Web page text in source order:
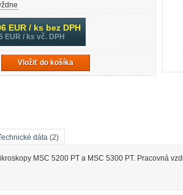
EUR / ks bez DPH
EUR / ks vč. DPH
Vložiť do košíka
dáta (2)
MSC 5200 PT a MSC 5300 PT. Pracovná